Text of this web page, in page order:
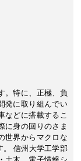
。特に、正極、負
発に取り組んでい
などに搭載するこ
に身の回りのさま
世界からマクロな
。 信州大学工学部